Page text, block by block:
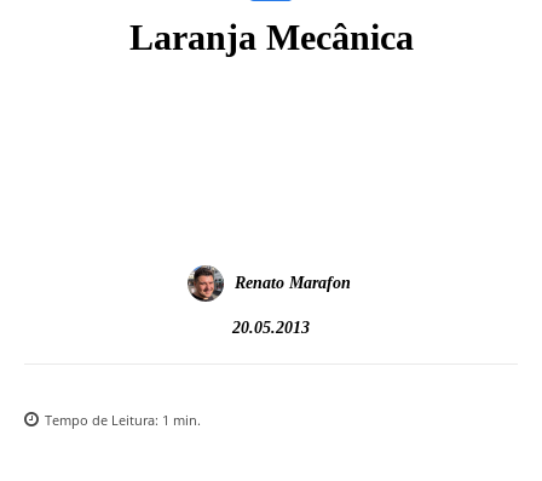
Laranja Mecânica
Renato Marafon
20.05.2013
Tempo de Leitura: 1 min.